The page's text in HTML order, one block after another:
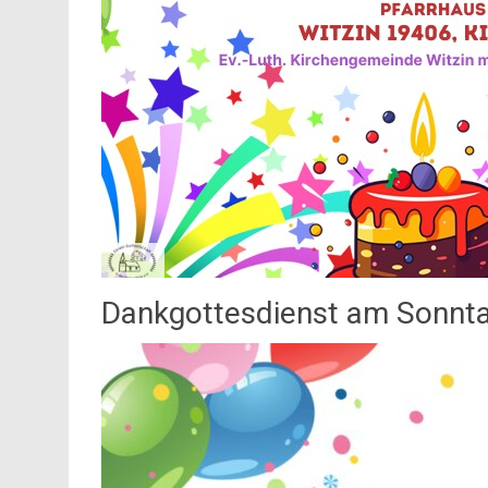
Dankgottesdienst am